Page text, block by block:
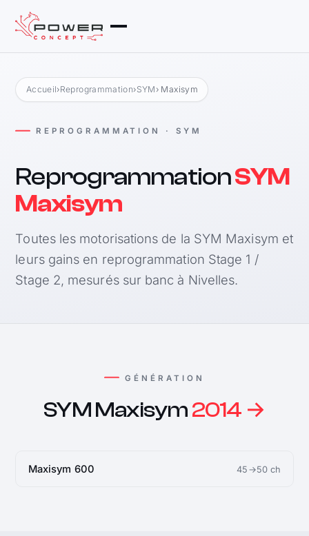
Accueil›Reprogrammation›SYM › Maxisym
REPROGRAMMATION · SYM
ReprogrammationSYM
Maxisym
Toutes les motorisations de la SYM Maxisym et
leurs gains en reprogrammation Stage 1 /
Stage 2, mesurés sur banc à Nivelles.
GÉNÉRATION
SYM Maxisym2014 →
Maxisym 600 45→50 ch